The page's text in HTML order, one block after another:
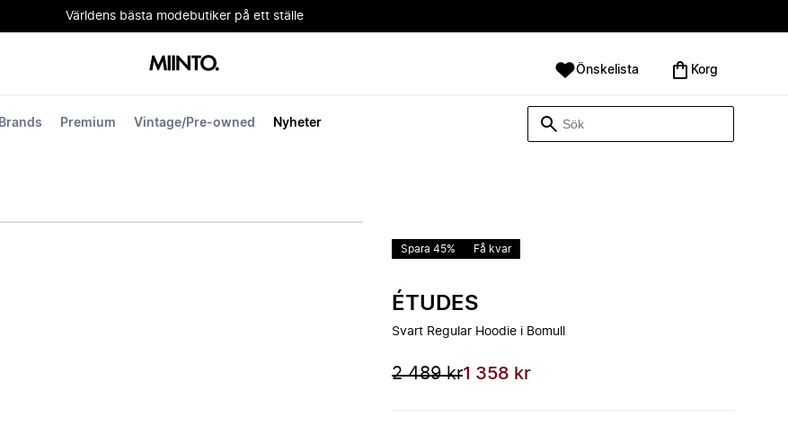
Världens bästa modebutiker på ett ställe
Brands Premium Vintage/Pre-owned Nyheter
Önskelista Korg
Spara 45% Få kvar
ÉTUDES
Svart Regular Hoodie i Bomull
2 489 kr1 358 kr